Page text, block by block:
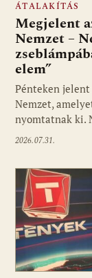
ÁTALAKÍTÁS
Megjelent
Nemzet –
elem”
Pénteken
Nemzet,
nyomtatnak ki.
2026.07.31.